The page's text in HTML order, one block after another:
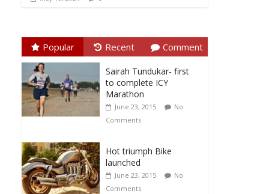
Popular Recent Comment
Sairah Tundukar- first
to complete ICY
Marathon
June 23, 2015
No
Comments
Hot triumph Bike
launched
June 23, 2015
No
Comments